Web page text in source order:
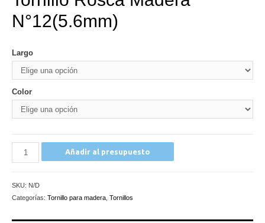
N°12(5.6mm)
Largo
Color
Tornillo
Rosca
N°12(5.6mm)
cantidad
Añadir al presupuesto
SKU: N/D
Categorías: Tornillo para madera Tornillos